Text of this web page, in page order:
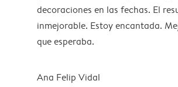
decoraciones en las fechas. El
inmejorable. Estoy encantada.
que esperaba.
Ana Felip Vidal